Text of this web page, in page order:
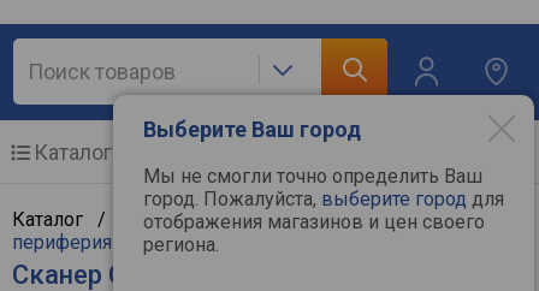
Выберите Ваш город
Мы не смогли точно определить Ваш
город. Пожалуйста, выберите город для
отображения магазинов и цен своего
региона.
Каталог
Каталог / Компьютерная техника/ Компьютерная
периферия /Сканеры
Сканер Canon CanoScan LiDE 300